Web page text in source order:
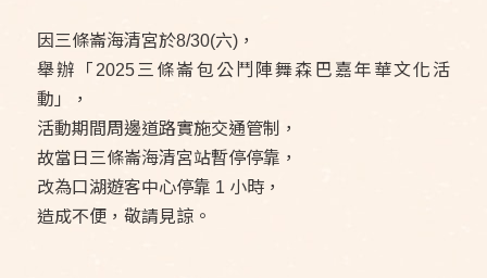
因三條崙海清宮於8/30(六)，
舉辦「2025三條崙包公鬥陣舞森巴嘉年華文化活
動」，
活動期間周邊道路實施交通管制，
故當日三條崙海清宮站暫停停靠，
改為口湖遊客中心停靠 1 小時，
造成不便，敬請見諒。